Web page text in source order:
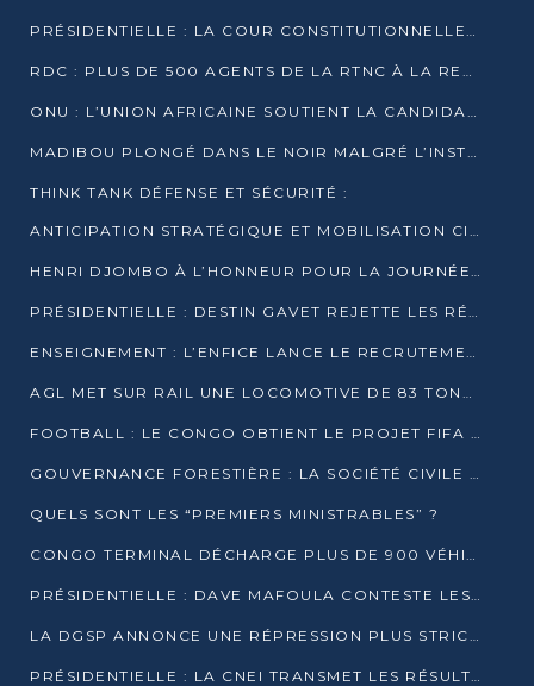
PRÉSIDENTIELLE : LA COUR CONSTITUTIONNELLE CONFIRME LA VICTOIRE DE SASSOU NGUESSO AVEC 94,90 % DES SUFFRAGES
RDC : PLUS DE 500 AGENTS DE LA RTNC À LA RETRAITE, UNE PAGE SE TOURNE
ONU : L’UNION AFRICAINE SOUTIENT LA CANDIDATURE DE MACKY SALL
MADIBOU PLONGÉ DANS LE NOIR MALGRÉ L’INSTALLATION D’UN NOUVEAU TRANSFORMATEUR
THINK TANK DÉFENSE ET SÉCURITÉ :
ANTICIPATION STRATÉGIQUE ET MOBILISATION CITOYENNE POUR NOTRE SOUVERAINETÉ NATIONALE
HENRI DJOMBO À L’HONNEUR POUR LA JOURNÉE MONDIALE DU THÉÂTRE
PRÉSIDENTIELLE : DESTIN GAVET REJETTE LES RÉSULTATS ET APPELLE À UN DIALOGUE NATIONAL
ENSEIGNEMENT : L’ENFICE LANCE LE RECRUTEMENT DE SA PREMIÈRE PROMOTION DE PROFESSEURS DES ÉCOLES
AGL MET SUR RAIL UNE LOCOMOTIVE DE 83 TONNES À POINTE-NOIRE
FOOTBALL : LE CONGO OBTIENT LE PROJET FIFA ARENA POUR SES 15 DÉPARTEMENTS
GOUVERNANCE FORESTIÈRE : LA SOCIÉTÉ CIVILE CONGOLAISE AFFICHE SES PRIORITÉS POUR 2026
QUELS SONT LES “PREMIERS MINISTRABLES” ?
CONGO TERMINAL DÉCHARGE PLUS DE 900 VÉHICULES EN QUELQUES HEURES
PRÉSIDENTIELLE : DAVE MAFOULA CONTESTE LES RÉSULTATS PROVISOIRES
LA DGSP ANNONCE UNE RÉPRESSION PLUS STRICTE CONTRE LES MOTO-TAXIS
PRÉSIDENTIELLE : LA CNEI TRANSMET LES RÉSULTATS PROVISOIRES À LA COUR CONSTITUTIONNELLE